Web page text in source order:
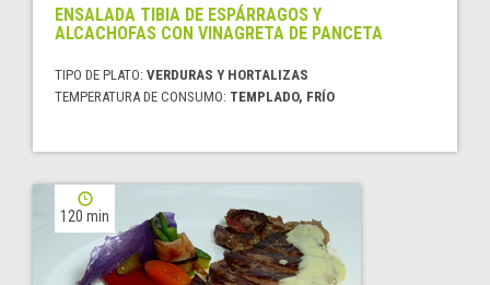
ENSALADA TIBIA DE ESPÁRRAGOS Y
ALCACHOFAS CON VINAGRETA DE PANCETA
TIPO DE PLATO: VERDURAS Y HORTALIZAS
TEMPERATURA DE CONSUMO: TEMPLADO, FRÍO
120 min